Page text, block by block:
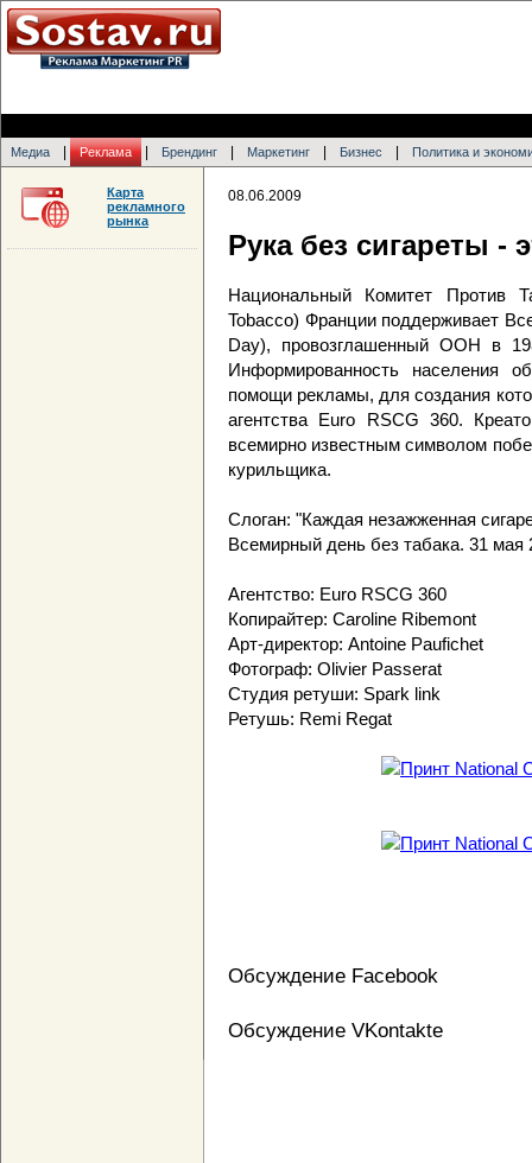
Медиа Реклама Брендинг Маркетинг Бизнес Политика и
08.06.2009
Рука без сигареты -
Национальный Комитет Против
Tobacco) Франции поддерживает
Day), провозглашенный ООН в
Информированность
помощи рекламы, для создания
агентства Euro RSCG 360.
всемирно известным символом
курильщика.
Слоган: "Каждая незажженная
Всемирный день без табака. 31 мая
Агентство: Euro RSCG 360
Копирайтер: Caroline Ribemont
Арт-директор: Antoine Paufichet
Фотограф: Olivier Passerat
Студия ретуши: Spark link
Ретушь: Remi Regat
Обсуждение Facebook
Обсуждение VKontakte
Карта
рекламного
рынка